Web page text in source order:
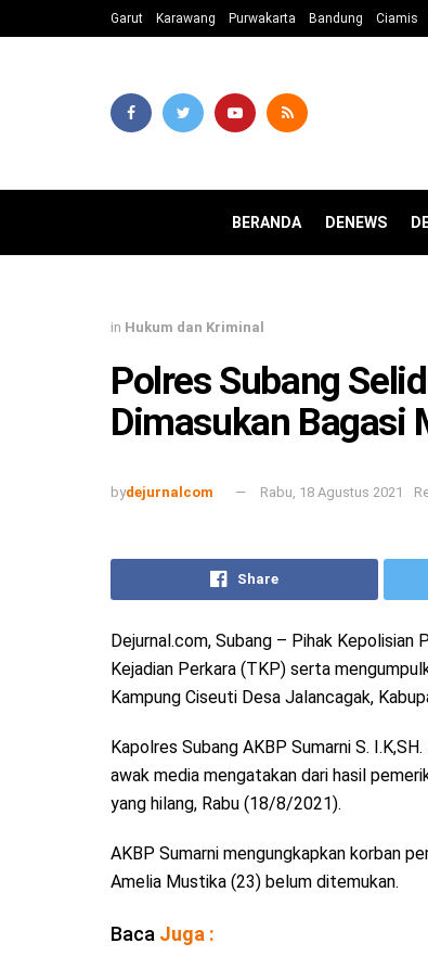
Garut Karawang Purwakarta Bandung Ciamis
BERANDA DENEWS
in Hukum dan Kriminal
Polres Subang
Dimasukan Bagasi
bydejurnalcom Rabu, 18 Agustus 2021
Share
Dejurnal.com, Subang – Pihak Kepolisian
Kejadian Perkara (TKP) serta
Kampung Ciseuti Desa Jalancagak,
Kapolres Subang AKBP Sumarni S.
awak media mengatakan dari hasil
yang hilang, Rabu (18/8/2021).
AKBP Sumarni mengungkapkan korban
Amelia Mustika (23) belum ditemukan.
Baca Juga :